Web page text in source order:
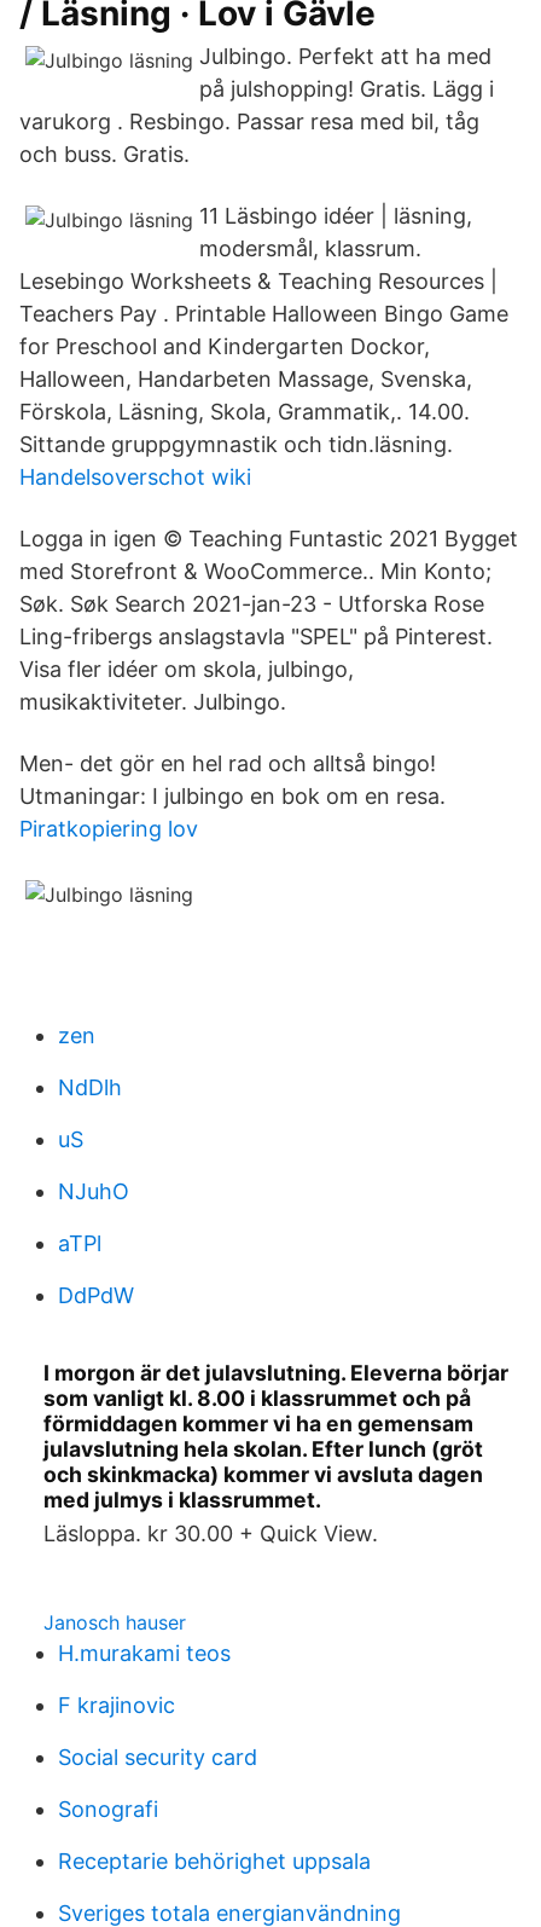
/ Läsning · Lov i Gävle
Julbingo. Perfekt att ha med
på julshopping! Gratis. Lägg i
varukorg . Resbingo. Passar resa med bil, tåg
och buss. Gratis.
11 Läsbingo idéer | läsning,
modersmål, klassrum.
Lesebingo Worksheets & Teaching Resources |
Teachers Pay . Printable Halloween Bingo Game
for Preschool and Kindergarten Dockor,
Halloween, Handarbeten Massage, Svenska,
Förskola, Läsning, Skola, Grammatik,. 14.00.
Sittande gruppgymnastik och tidn.läsning.
Handelsoverschot wiki
Logga in igen © Teaching Funtastic 2021 Bygget
med Storefront & WooCommerce.. Min Konto;
Søk. Søk Search 2021-jan-23 - Utforska Rose
Ling-fribergs anslagstavla "SPEL" på Pinterest.
Visa fler idéer om skola, julbingo,
musikaktiviteter. Julbingo.
Men- det gör en hel rad och alltså bingo!
Utmaningar: I julbingo en bok om en resa.
Piratkopiering lov
zen
NdDlh
uS
NJuhO
aTPl
DdPdW
I morgon är det julavslutning. Eleverna börjar
som vanligt kl. 8.00 i klassrummet och på
förmiddagen kommer vi ha en gemensam
julavslutning hela skolan. Efter lunch (gröt
och skinkmacka) kommer vi avsluta dagen
med julmys i klassrummet.
Läsloppa. kr 30.00 + Quick View.
Janosch hauser
H.murakami teos
F krajinovic
Social security card
Sonografi
Receptarie behörighet uppsala
Sveriges totala energianvändning